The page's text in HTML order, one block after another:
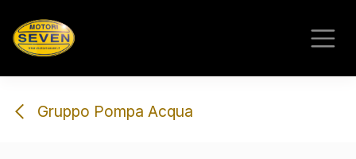
Gruppo Pompa Acqua